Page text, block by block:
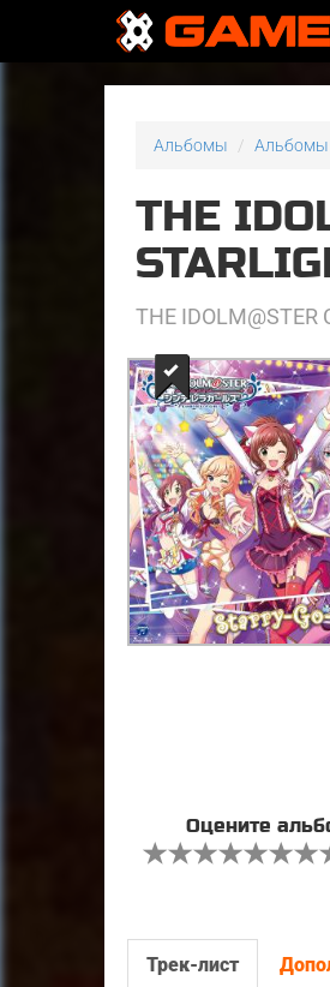
Альбомы Альбомы
THE
THE IDOLM@STER
Оцените
Трек-лист